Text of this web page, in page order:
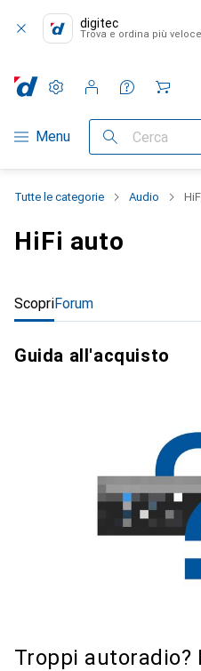
digitec
Trova e ordina più veloce
Categoria Navigazione
Menu Cerca
Impostazioni
Conto cliente
Liste di confronto
Liste dei desideri
Carrello
Tutte le categorie Audio
HiFi auto
ScopriForum
Guida all'acquisto
Troppi autoradio?